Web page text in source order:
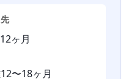
ヶ月
12〜18ヶ月